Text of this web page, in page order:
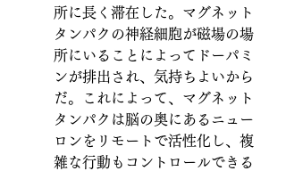
所に長く滞在した。マグネット
タンパクの神経細胞が磁場の場
所にいることによってドーパミ
ンが排出され、気持ちよいから
だ。これによって、マグネット
タンパクは脳の奥にあるニュー
ロンをリモートで活性化し、複
雑な行動もコントロールできる